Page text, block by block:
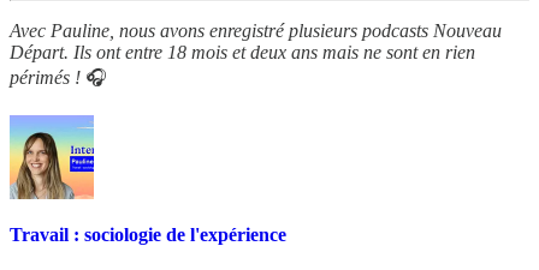
Avec Pauline, nous avons enregistré plusieurs podcasts Nouveau
Départ. Ils ont entre 18 mois et deux ans mais ne sont en rien
périmés ! 🎧
Travail : sociologie de l'expérience